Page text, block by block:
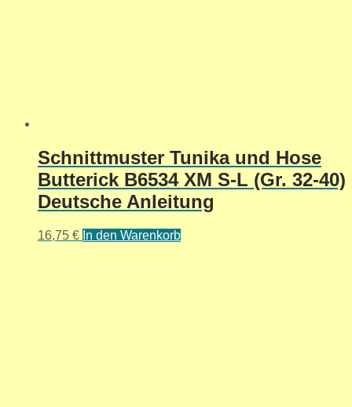
Schnittmuster Tunika und Hose
Butterick B6534 XM S-L (Gr. 32-40)
Deutsche Anleitung
16,75 € In den Warenkorb